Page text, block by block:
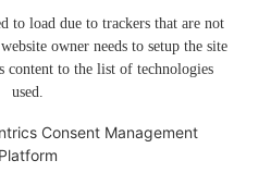
to load due to trackers that are not
owner needs to setup the site
content to the list of technologies
used.
Consent Management
Platform